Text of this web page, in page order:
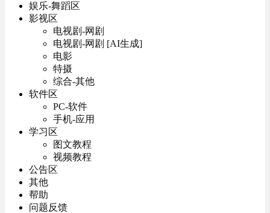
娱乐-舞蹈区
影视区
电视剧-网剧
电视剧-网剧 [AI生成]
电影
特摄
综合-其他
软件区
PC-软件
手机-应用
学习区
图文教程
视频教程
公告区
其他
帮助
问题反馈